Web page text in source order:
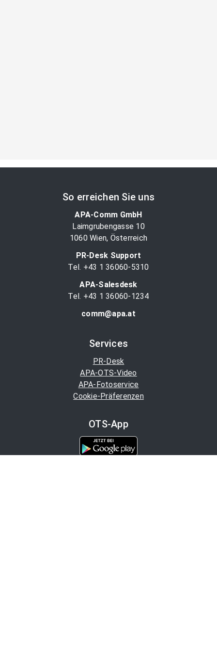
So erreichen Sie uns
APA-Comm GmbH
Laimgrubengasse 10
1060 Wien, Österreich
PR-Desk Support
Tel. +43 1 36060-5310
APA-Salesdesk
Tel. +43 1 36060-1234
comm@apa.at
Services
PR-Desk
APA-OTS-Video
APA-Fotoservice
Cookie-Präferenzen
OTS-App